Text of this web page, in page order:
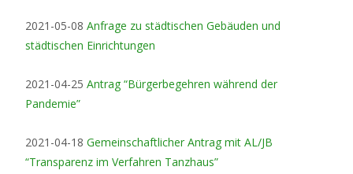
2021-05-08 Anfrage zu städtischen Gebäuden und
städtischen Einrichtungen
2021-04-25 Antrag “Bürgerbegehren während der
Pandemie”
2021-04-18 Gemeinschaftlicher Antrag mit AL/JB
“Transparenz im Verfahren Tanzhaus”